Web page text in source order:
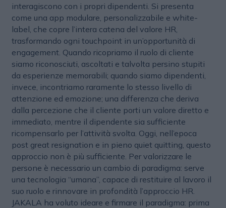
interagiscono con i propri dipendenti. Si presenta
come una app modulare, personalizzabile e white-
label, che copre l’intera catena del valore HR,
trasformando ogni touchpoint in un’opportunità di
engagement. Quando ricopriamo il ruolo di cliente
siamo riconosciuti, ascoltati e talvolta persino stupiti
da esperienze memorabili; quando siamo dipendenti,
invece, incontriamo raramente lo stesso livello di
attenzione ed emozione; una differenza che deriva
dalla percezione che il cliente porti un valore diretto e
immediato, mentre il dipendente sia sufficiente
ricompensarlo per l’attività svolta. Oggi, nell’epoca
post great resignation e in pieno quiet quitting, questo
approccio non è più sufficiente. Per valorizzare le
persone è necessario un cambio di paradigma: serve
una tecnologia “umana”, capace di restituire al lavoro il
suo ruolo e rinnovare in profondità l’approccio HR.
JAKALA ha voluto ideare e firmare il paradigma: prima